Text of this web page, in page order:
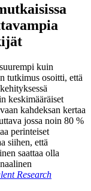
kuin
tutkimus osoitti, että
keskimääräiset
kahdeksan kertaa
jossa noin 80 %
perinteiset
siihen, että
saattaa olla
Research